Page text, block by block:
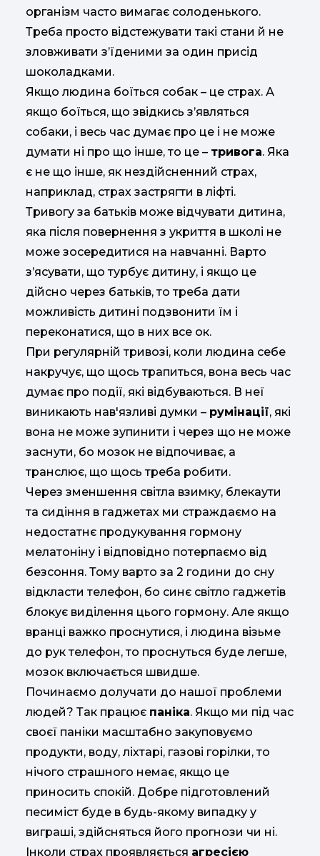
організм часто вимагає солоденького.
Треба просто відстежувати такі стани й не
зловживати з’їденими за один присід
шоколадками.
Якщо людина боїться собак – це страх. А
якщо боїться, що звідкись з’являться
собаки, і весь час думає про це і не може
думати ні про що інше, то це – тривога. Яка
є не що інше, як нездійсненний страх,
наприклад, страх застрягти в ліфті.
Тривогу за батьків може відчувати дитина,
яка після повернення з укриття в школі не
може зосередитися на навчанні. Варто
з’ясувати, що турбує дитину, і якщо це
дійсно через батьків, то треба дати
можливість дитині подзвонити їм і
переконатися, що в них все ок.
При регулярній тривозі, коли людина себе
накручує, що щось трапиться, вона весь час
думає про події, які відбуваються. В неї
виникають нав'язливі думки – румінації, які
вона не може зупинити і через що не може
заснути, бо мозок не відпочиває, а
транслює, що щось треба робити.
Через зменшення світла взимку, блекаути
та сидіння в гаджетах ми страждаємо на
недостатнє продукування гормону
мелатоніну і відповідно потерпаємо від
безсоння. Тому варто за 2 години до сну
відкласти телефон, бо синє світло гаджетів
блокує виділення цього гормону. Але якщо
вранці важко проснутися, і людина візьме
до рук телефон, то проснуться буде легше,
мозок включається швидше.
Починаємо долучати до нашої проблеми
людей? Так працює паніка. Якщо ми під час
своєї паніки масштабно закуповуємо
продукти, воду, ліхтарі, газові горілки, то
нічого страшного немає, якщо це
приносить спокій. Добре підготовлений
песиміст буде в будь-якому випадку у
виграші, здійсняться його прогнози чи ні.
Інколи страх проявляється агресією